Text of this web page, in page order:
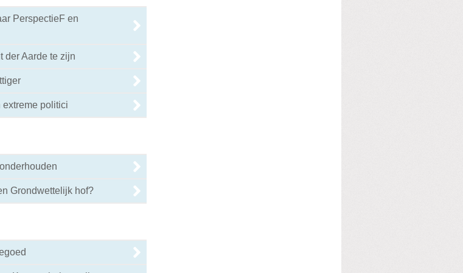
PerspectieF en
der Aarde te zijn
politici
Grondwettelijk hof?